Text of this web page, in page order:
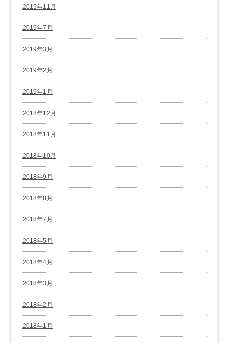
2019年11月
2019年7月
2019年3月
2019年2月
2019年1月
2018年12月
2018年11月
2018年10月
2018年9月
2018年8月
2018年7月
2018年5月
2018年4月
2018年3月
2018年2月
2018年1月